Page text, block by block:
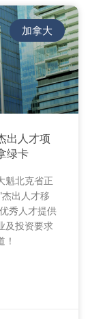
加拿大
出人才项
绿卡
魁北克省正
出人才移
秀人才提供
及投资要求